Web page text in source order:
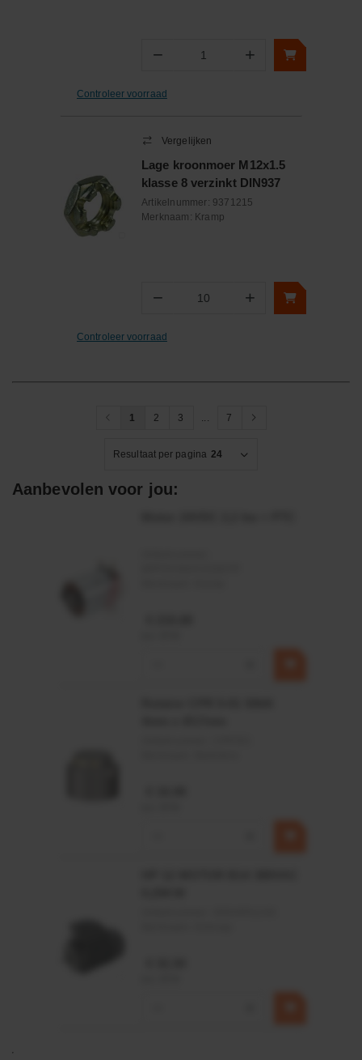
− Aantal +
Controleer voorraad
Vergelijken
Lage kroonmoer M12x1.5
klasse 8 verzinkt DIN937
Artikelnummer: 9371215
Merknaam: Kramp
− Aantal +
Controleer voorraad
1 2 3 ... 7
Resultaat per pagina 24
Aanbevolen voor jou: